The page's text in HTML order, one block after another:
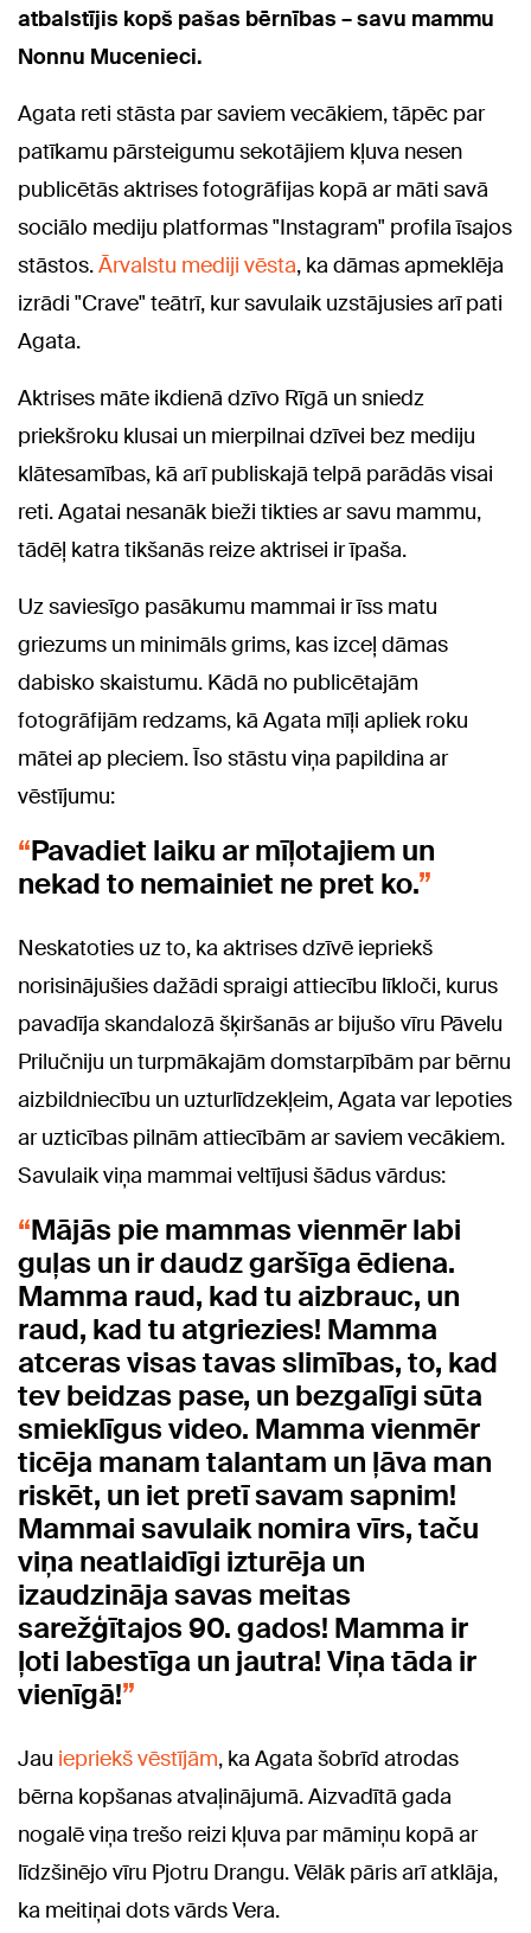
atbalstījis kopš pašas bērnības – savu mammu
Nonnu Mucenieci.
Agata reti stāsta par saviem vecākiem, tāpēc par
patīkamu pārsteigumu sekotājiem kļuva nesen
publicētās aktrises fotogrāfijas kopā ar māti savā
sociālo mediju platformas "Instagram" profila īsajos
stāstos.Ārvalstu mediji vēsta, ka dāmas apmeklēja
izrādi "Crave" teātrī, kur savulaik uzstājusies arī pati
Agata.
Aktrises māte ikdienā dzīvo Rīgā un sniedz
priekšroku klusai un mierpilnai dzīvei bez mediju
klātesamības, kā arī publiskajā telpā parādās visai
reti. Agatai nesanāk bieži tikties ar savu mammu,
tādēļ katra tikšanās reize aktrisei ir īpaša.
Uz saviesīgo pasākumu mammai ir īss matu
griezums un minimāls grims, kas izceļ dāmas
dabisko skaistumu. Kādā no publicētajām
fotogrāfijām redzams, kā Agata mīļi apliek roku
mātei ap pleciem. Īso stāstu viņa papildina ar
vēstījumu:
Pavadiet laiku ar mīļotajiem un
nekad to nemainiet ne pret ko.
Neskatoties uz to, ka aktrises dzīvē iepriekš
norisinājušies dažādi spraigi attiecību līkloči, kurus
pavadīja skandalozā šķiršanās ar bijušo vīru Pāvelu
Prilučniju un turpmākajām domstarpībām par bērnu
aizbildniecību un uzturlīdzekļeim, Agata var lepoties
ar uzticības pilnām attiecībām ar saviem vecākiem.
Savulaik viņa mammai veltījusi šādus vārdus:
Mājās pie mammas vienmēr labi
guļas un ir daudz garšīga ēdiena.
Mamma raud, kad tu aizbrauc, un
raud, kad tu atgriezies! Mamma
atceras visas tavas slimības, to, kad
tev beidzas pase, un bezgalīgi sūta
smieklīgus video. Mamma vienmēr
ticēja manam talantam un ļāva man
riskēt, un iet pretī savam sapnim!
Mammai savulaik nomira vīrs, taču
viņa neatlaidīgi izturēja un
izaudzināja savas meitas
sarežģītajos 90. gados! Mamma ir
ļoti labestīga un jautra! Viņa tāda ir
vienīgā!
Jau iepriekš vēstījām, ka Agata šobrīd atrodas
bērna kopšanas atvaļinājumā. Aizvadītā gada
nogalē viņa trešo reizi kļuva par māmiņu kopā ar
līdzšinējo vīru Pjotru Drangu. Vēlāk pāris arī atklāja,
ka meitiņai dots vārds Vera.